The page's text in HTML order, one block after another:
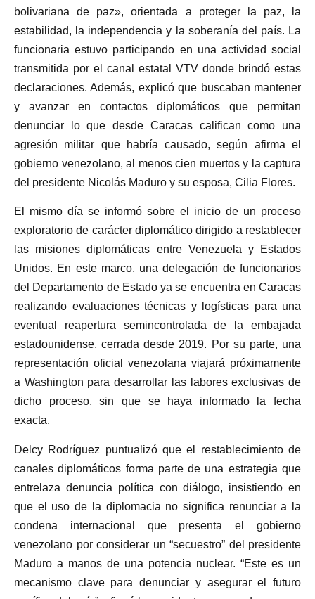
bolivariana de paz», orientada a proteger la paz, la
estabilidad, la independencia y la soberanía del país. La
funcionaria estuvo participando en una actividad social
transmitida por el canal estatal VTV donde brindó estas
declaraciones. Además, explicó que buscaban mantener
y avanzar en contactos diplomáticos que permitan
denunciar lo que desde Caracas califican como una
agresión militar que habría causado, según afirma el
gobierno venezolano, al menos cien muertos y la captura
del presidente Nicolás Maduro y su esposa, Cilia Flores.
El mismo día se informó sobre el inicio de un proceso
exploratorio de carácter diplomático dirigido a restablecer
las misiones diplomáticas entre Venezuela y Estados
Unidos. En este marco, una delegación de funcionarios
del Departamento de Estado ya se encuentra en Caracas
realizando evaluaciones técnicas y logísticas para una
eventual reapertura semincontrolada de la embajada
estadounidense, cerrada desde 2019. Por su parte, una
representación oficial venezolana viajará próximamente
a Washington para desarrollar las labores exclusivas de
dicho proceso, sin que se haya informado la fecha
exacta.
Delcy Rodríguez puntualizó que el restablecimiento de
canales diplomáticos forma parte de una estrategia que
entrelaza denuncia política con diálogo, insistiendo en
que el uso de la diplomacia no significa renunciar a la
condena internacional que presenta el gobierno
venezolano por considerar un “secuestro” del presidente
Maduro a manos de una potencia nuclear. “Este es un
mecanismo clave para denunciar y asegurar el futuro